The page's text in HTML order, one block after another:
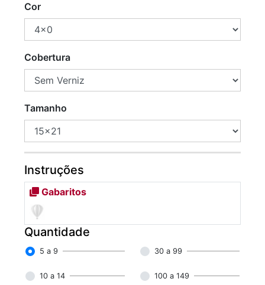
Cor
Cobertura
Tamanho
Instruções
Gabaritos
Quantidade
5 a 9 30 a 99
10 a 14 100 a 149